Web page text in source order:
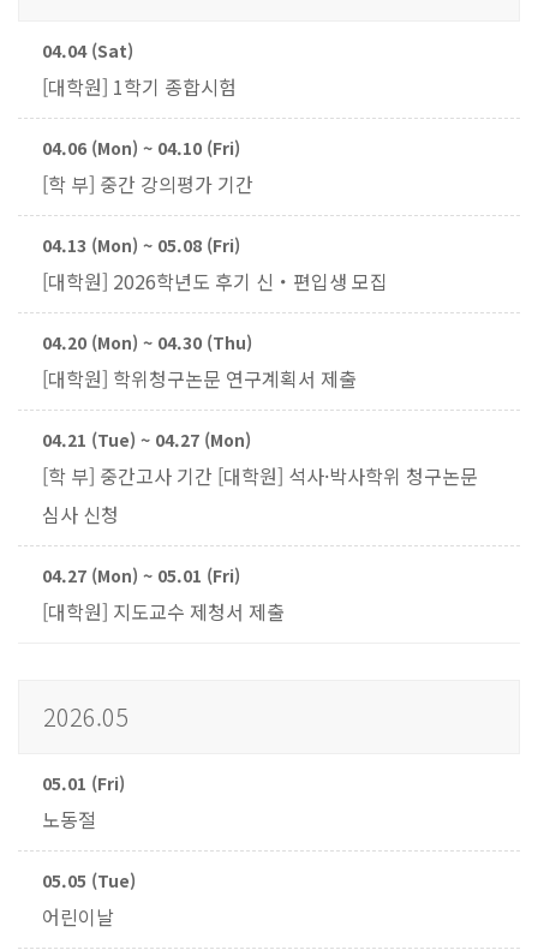
04.04 (Sat)
[대학원] 1학기 종합시험
04.06 (Mon) ~ 04.10 (Fri)
[학 부] 중간 강의평가 기간
04.13 (Mon) ~ 05.08 (Fri)
[대학원] 2026학년도 후기 신・편입생 모집
04.20 (Mon) ~ 04.30 (Thu)
[대학원] 학위청구논문 연구계획서 제출
04.21 (Tue) ~ 04.27 (Mon)
[학 부] 중간고사 기간 [대학원] 석사·박사학위 청구논문
심사 신청
04.27 (Mon) ~ 05.01 (Fri)
[대학원] 지도교수 제청서 제출
2026.05
05.01 (Fri)
노동절
05.05 (Tue)
어린이날